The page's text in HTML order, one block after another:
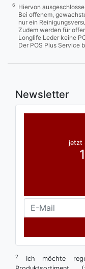
6
Hiervon
Bei offenem,
nur ein
Zudem werden für
Longlife Leder keine
Der POS Plus Service
Newsletter
jetzt
2
Ich möchte